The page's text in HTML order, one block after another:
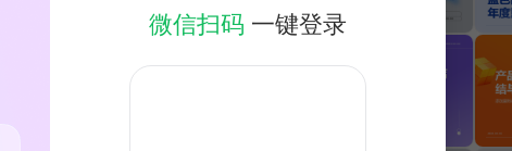
微信扫码 一键登录